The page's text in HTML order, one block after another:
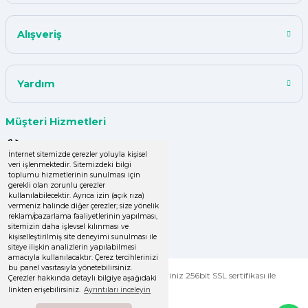
İnternet sitemizde çerezler yoluyla kişisel
veri işlenmektedir. Sitemizdeki bilgi
toplumu hizmetlerinin sunulması için
gerekli olan zorunlu çerezler
kullanılabilecektir. Ayrıca izin (açık rıza)
vermeniz halinde diğer çerezler; size yönelik
reklam/pazarlama faaliyetlerinin yapılması,
sitemizin daha işlevsel kılınması ve
kişiselleştirilmiş site deneyimi sunulması ile
siteye ilişkin analizlerin yapılabilmesi
amacıyla kullanılacaktır. Çerez tercihlerinizi
bu panel vasıtasıyla yönetebilirsiniz.
Çerezler hakkında detaylı bilgiye aşağıdaki
linkten erişebilirsiniz. Ayrıntıları inceleyin
Y... A... | 18/07/2024
çok başarılı
herşey çok iyi kalite ve fiyatları
uygun .Ana son siparişimde ürün
eksik çıktı
GÜLDEN DEMİRCİ | 16/04/2024
Kolay işlem, hızlı sipariş oluşturma,
hızlı kargo
Zeynep Şenbay Gül | 07/04/2024
Deneyimini Paylaş
Stokta Yok
Tükendi
Bursapazarı
FreshUp Tahta Karıştırıcı
30,03 TL
Alışveriş
Yardım
Müşteri Hizmetleri
0 (536) 060 16 65
info@yakutsanambalaj.com.tr
İletişim Bilgilerimiz
© Tüm Hakları Saklıdır. Kredi kartı bilgileriniz 256bit SSL sertifikası ile
korunmaktadır.